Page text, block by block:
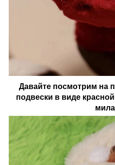
Давайте посмотрим на
подвески в виде